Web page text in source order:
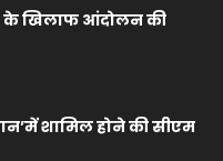
के खिलाफ आंदोलन की
शामिल होने की सीएम